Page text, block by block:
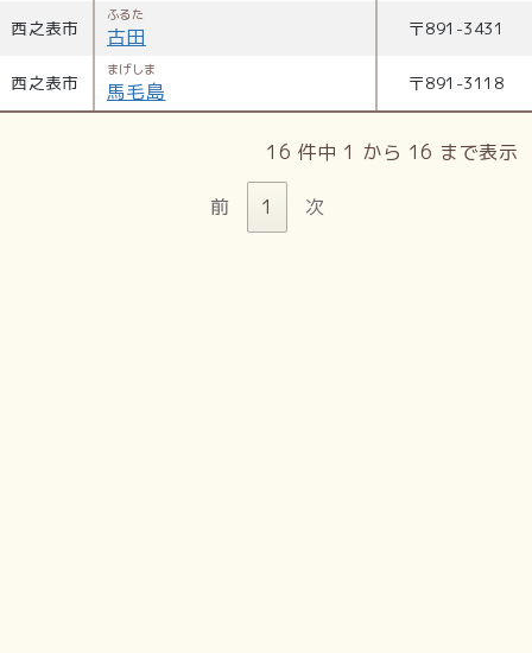
西之表市
ふるた
古田 〒891-3431
西之表市
まげしま
馬毛島 〒891-3118
16 件中 1 から 16 まで表示
前 1 次